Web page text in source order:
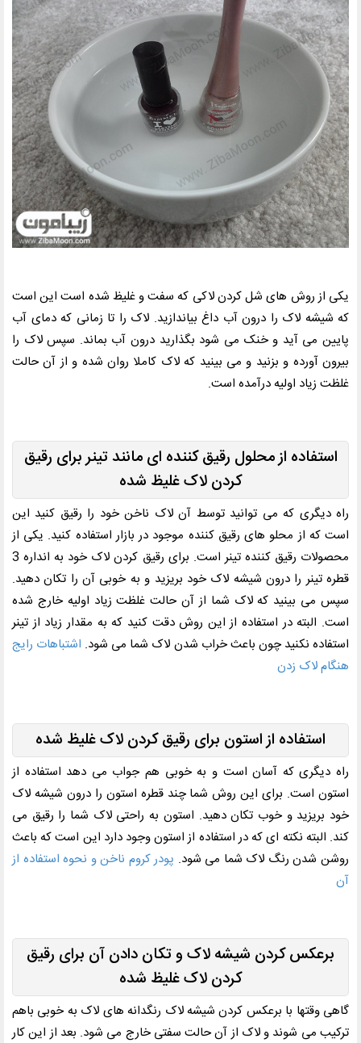
یکی از روش های شل کردن لاکی که سفت و غلیظ شده است این است
که شیشه لاک را درون آب داغ بیاندازید. لاک را تا زمانی که دمای آب
پایین می آید و خنک می شود بگذارید درون آب بماند. سپس لاک را
بیرون آورده و بزنید و می بینید که لاک کاملا روان شده و از آن حالت
غلظت زیاد اولیه درآمده است.
استفاده از محلول رقیق کننده ای مانند تینر برای رقیق
کردن لاک غلیظ شده
راه دیگری که می توانید توسط آن لاک ناخن خود را رقیق کنید این
است که از محلو های رقیق کننده موجود در بازار استفاده کنید. یکی از
محصولات رقیق کننده تینر است. برای رقیق کردن لاک خود به انداره 3
قطره تینر را درون شیشه لاک خود بریزید و به خوبی آن را تکان دهید.
سپس می بینید که لاک شما از آن حالت غلظت زیاد اولیه خارج شده
است. البته در استفاده از این روش دقت کنید که به مقدار زیاد از تینر
استفاده نکنید چون باعث خراب شدن لاک شما می شود. اشتباهات رایج
هنگام لاک زدن
استفاده از استون برای رقیق کردن لاک غلیظ شده
راه دیگری که آسان است و به خوبی هم جواب می دهد استفاده از
استون است. برای این روش شما چند قطره استون را درون شیشه لاک
خود بریزید و خوب تکان دهید. استون به راحتی لاک شما را رقیق می
کند. البته نکته ای که در استفاده از استون وجود دارد این است که باعث
روشن شدن رنگ لاک شما می شود. پودر کروم ناخن و نحوه استفاده از
آن
برعکس کردن شیشه لاک و تکان دادن آن برای رقیق
کردن لاک غلیظ شده
گاهی وقتها با برعکس کردن شیشه لاک رنگدانه های لاک به خوبی باهم
ترکیب می شوند و لاک از آن حالت سفتی خارج می شود. بعد از این کار